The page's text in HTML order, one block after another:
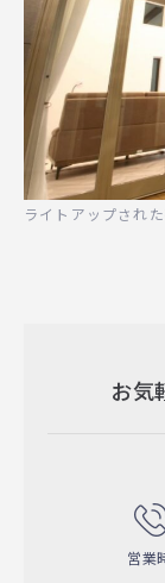
ライトアップされ
お気
営業